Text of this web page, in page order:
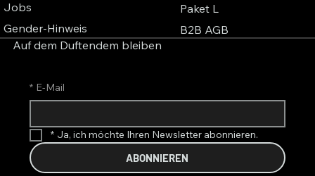
Jobs
Gender-Hinweis
Paket L
B2B AGB
Auf dem Duftendem bleiben
* E-Mail
* Ja, ich möchte Ihren Newsletter abonnieren.
ABONNIEREN